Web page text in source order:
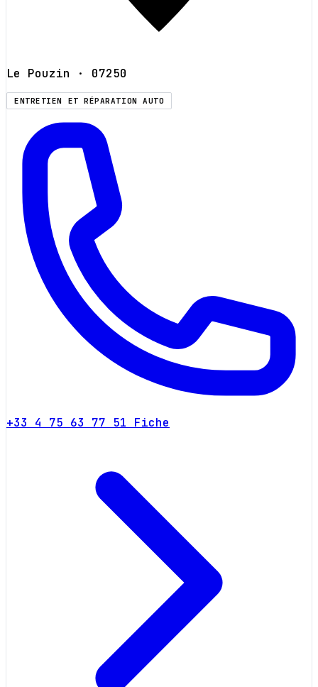
Le Pouzin · 07250
ENTRETIEN ET RÉPARATION AUTO
+33 4 75 63 77 51 Fiche